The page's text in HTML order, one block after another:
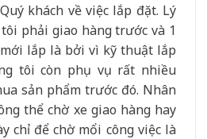
khách về việc lắp đặt. Lý
phải giao hàng trước và 1
mới lắp là bởi vì kỹ thuật lắp
tôi còn phụ vụ rất nhiều
sản phẩm trước đó. Nhân
thể chờ xe giao hàng hay
chỉ để chờ mổi công việc là